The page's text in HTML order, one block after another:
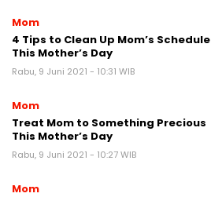
Mom
4 Tips to Clean Up Mom’s Schedule
This Mother’s Day
Rabu, 9 Juni 2021 - 10:31 WIB
Mom
Treat Mom to Something Precious
This Mother’s Day
Rabu, 9 Juni 2021 - 10:27 WIB
Mom